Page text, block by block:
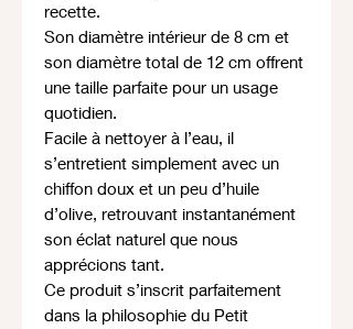
recette.
Son diamètre intérieur de 8 cm et
son diamètre total de 12 cm offrent
une taille parfaite pour un usage
quotidien.
Facile à nettoyer à l’eau, il
s’entretient simplement avec un
chiffon doux et un peu d’huile
d’olive, retrouvant instantanément
son éclat naturel que nous
apprécions tant.
Ce produit s’inscrit parfaitement
dans la philosophie du Petit